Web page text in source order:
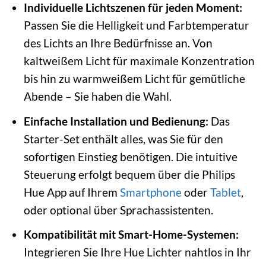
Individuelle Lichtszenen für jeden Moment:
Passen Sie die Helligkeit und Farbtemperatur
des Lichts an Ihre Bedürfnisse an. Von
kaltweißem Licht für maximale Konzentration
bis hin zu warmweißem Licht für gemütliche
Abende – Sie haben die Wahl.
Einfache Installation und Bedienung: Das
Starter-Set enthält alles, was Sie für den
sofortigen Einstieg benötigen. Die intuitive
Steuerung erfolgt bequem über die Philips
Hue App auf Ihrem SmartphoneoderTablet,
oder optional über Sprachassistenten.
Kompatibilität mit Smart-Home-Systemen:
Integrieren Sie Ihre Hue Lichter nahtlos in Ihr